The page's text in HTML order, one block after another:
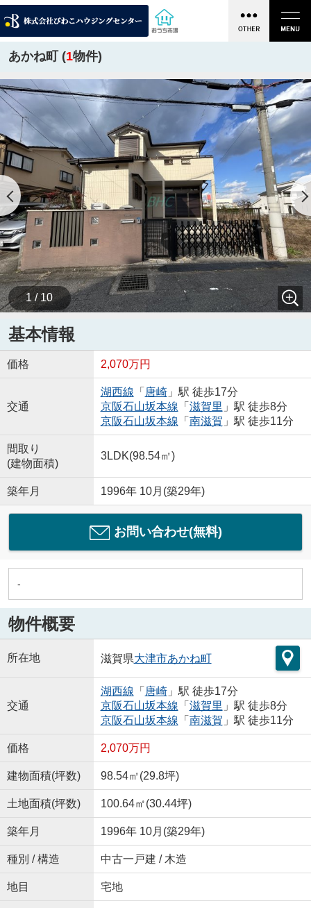
あかね町 (1物件)
1 / 10
基本情報
価格 2,070万円
交通
湖西線 「 唐崎」駅 徒歩17分
京阪石山坂本線 「 滋賀里 」駅 徒歩8分
京阪石山坂本線 「 南滋賀 」駅 徒歩11分
間取り
(建物面積)
3LDK(98.54㎡)
築年月 1996年 10月(築29年)
お問い合わせ(無料)
-
物件概要
所在地 滋賀県大津市あかね町
交通
湖西線 「 唐崎」駅 徒歩17分
京阪石山坂本線 「 滋賀里 」駅 徒歩8分
京阪石山坂本線 「 南滋賀 」駅 徒歩11分
価格 2,070万円
建物面積(坪数) 98.54㎡(29.8坪)
土地面積(坪数) 100.64㎡(30.44坪)
築年月 1996年 10月(築29年)
種別 / 構造 中古一戸建 / 木造
地目 宅地